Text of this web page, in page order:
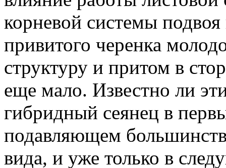
корневой системы
привитого черенка
структуру и притом в
еще мало. Известно ли
гибридный сеянец в
подавляющем
вида, и уже только в